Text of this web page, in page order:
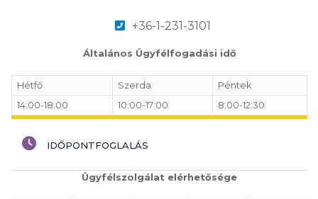
+36-1-231-3101
Általános Ügyfélfogadási idő
Hétfő Szerda
Péntek
14:00-18:00
10:00-17:00 8:00-12:30
IDŐPONTFOGLALÁS
Ügyfélszolgálat elérhetősége